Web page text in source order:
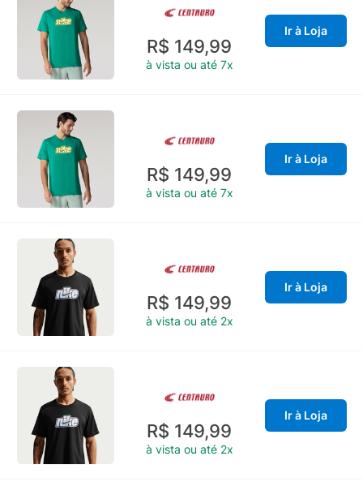
R$ 149,99
à vista ou até 7x
Ir à Loja
R$ 149,99
à vista ou até 7x
Ir à Loja
R$ 149,99
à vista ou até 2x
Ir à Loja
R$ 149,99
à vista ou até 2x
Ir à Loja